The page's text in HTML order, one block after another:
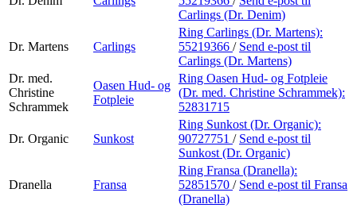
Carlings (Dr. Denim)
Dr. Martens Carlings
Ring Carlings (Dr. Martens):
55219366 / Send e-post til
Carlings (Dr. Martens)
Dr. med.
Christine
Schrammek
Oasen Hud- og
Fotpleie
Ring Oasen Hud- og Fotpleie
(Dr. med. Christine Schrammek):
52831715
Dr. Organic Sunkost
Ring Sunkost (Dr. Organic):
90727751 / Send e-post til
Sunkost (Dr. Organic)
Dranella Fransa
Ring Fransa (Dranella):
52851570 / Send e-post til Fransa
(Dranella)